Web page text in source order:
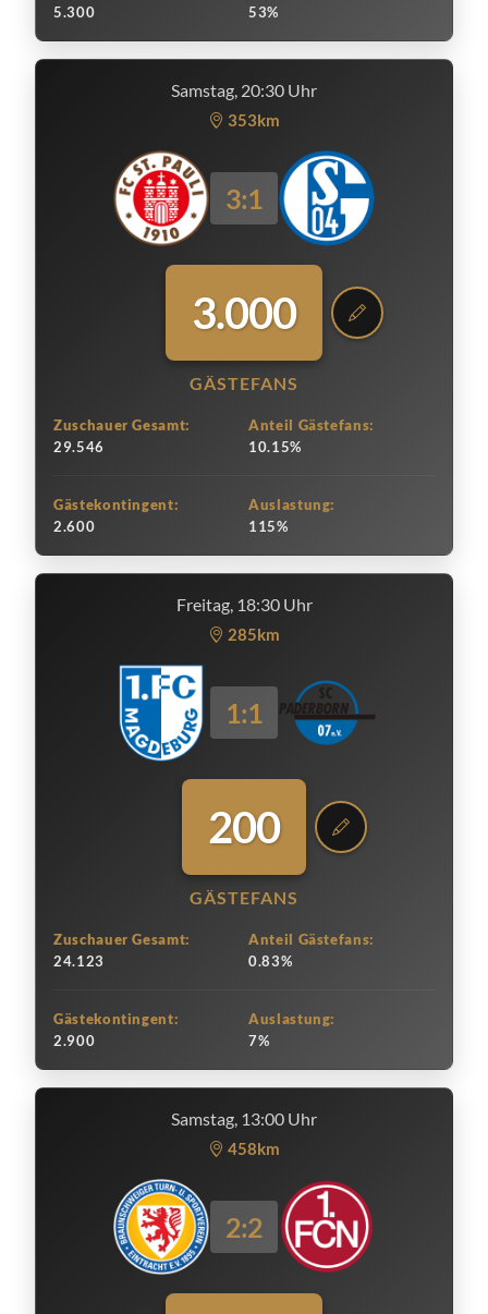
5.300
53%
Samstag, 20:30 Uhr
353km
3:1
3.000
GÄSTEFANS
Zuschauer Gesamt:
29.546
Anteil Gästefans:
10.15%
Gästekontingent:
2.600
Auslastung:
115%
Freitag, 18:30 Uhr
285km
1:1
200
GÄSTEFANS
Zuschauer Gesamt:
24.123
Anteil Gästefans:
0.83%
Gästekontingent:
2.900
Auslastung:
7%
Samstag, 13:00 Uhr
458km
2:2